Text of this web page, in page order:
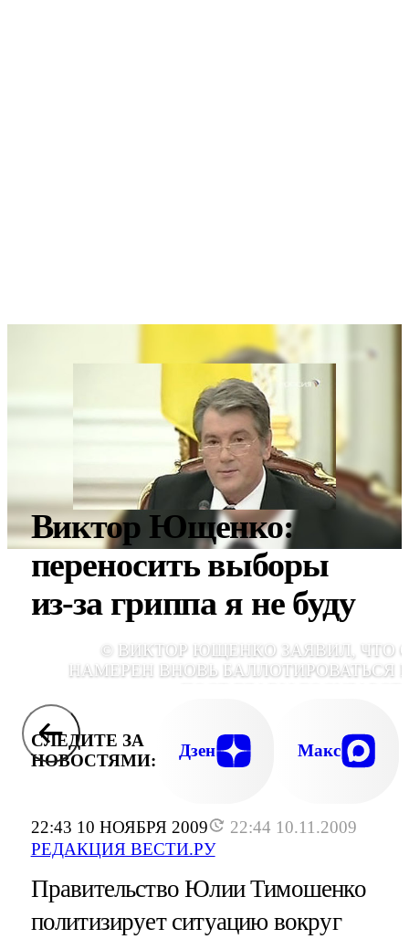
22:43 10 НОЯБРЯ 2009
22:44 10.11.2009
РЕДАКЦИЯ ВЕСТИ.РУ
Виктор Ющенко:
переносить выборы
из-за гриппа я не буду
© ВИКТОР ЮЩЕНКО ЗАЯВИЛ, ЧТО
НАМЕРЕН ВНОВЬ БАЛЛОТИРОВАТЬСЯ
СЛЕДИТЕ ЗА
НОВОСТЯМИ:
Дзен Макс
Правительство Юлии Тимошенко
политизирует ситуацию вокруг